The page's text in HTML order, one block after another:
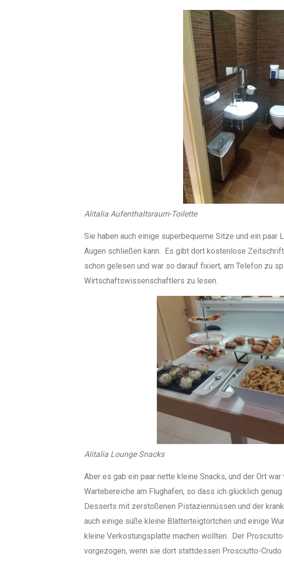
Alitalia Aufenthaltsraum-Toilette
Sie haben auch einige superbequeme Sitze und ein paar
Augen schließen kann. Es gibt dort kostenlose
schon gelesen und war so darauf fixiert, am Telefon zu
Wirtschaftswissenschaftlers zu lesen.
Alitalia Lounge Snacks
Aber es gab ein paar nette kleine Snacks, und der Ort
Wartebereiche am Flughafen, so dass ich glücklich
Desserts mit zerstoßenen Pistaziennüssen und der
auch einige süße kleine Blätterteigtörtchen und einige
kleine Verkostungsplatte machen wollten. Der
vorgezogen, wenn sie dort stattdessen Prosciutto-Crudo